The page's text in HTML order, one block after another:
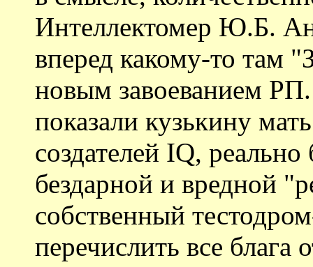
Интеллектомер Ю.Б.
вперед какому-то там
новым завоеванием
показали кузькину
создателей IQ,
бездарной и вредной
собственный
перечислить все блага